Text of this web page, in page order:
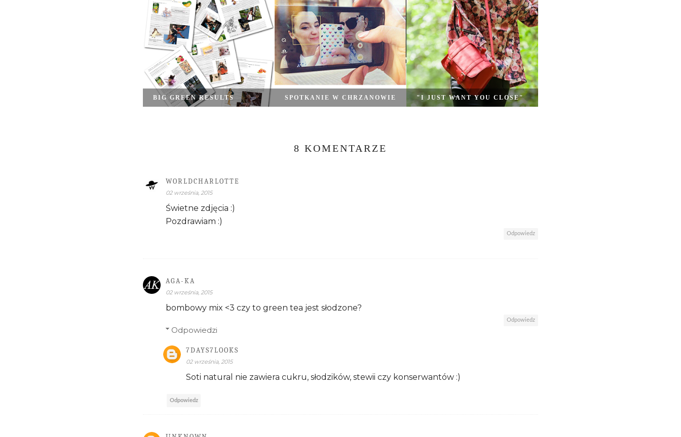
BIG GREEN RESULTS SPOTKANIE W CHRZANOWIE "I JUST WANT YOU CLOSE"
8 KOMENTARZE
WORLDCHARLOTTE
02 września, 2015
Świetne zdjęcia :)
Pozdrawiam :)
Odpowiedz
AGA-KA
02 września, 2015
bombowy mix <3 czy to green tea jest słodzone?
Odpowiedz
Odpowiedzi
7DAYS7LOOKS
02 września, 2015
Soti natural nie zawiera cukru, słodzików, stewii czy konserwantów :)
Odpowiedz